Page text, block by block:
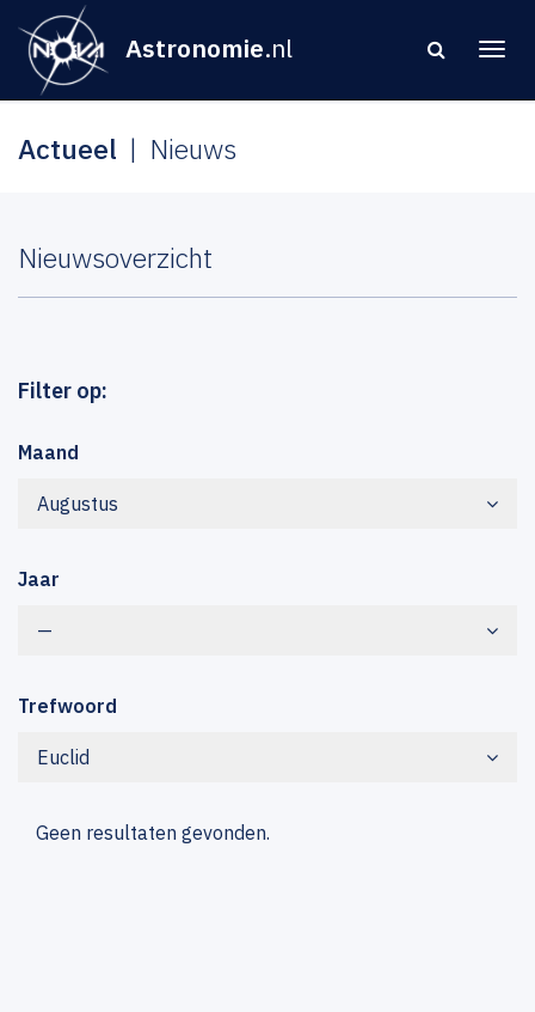
Astronomie.nl
Actueel Nieuws
Nieuwsoverzicht
Filter op:
Maand
Augustus
Jaar
—
Trefwoord
Euclid
Geen resultaten gevonden.